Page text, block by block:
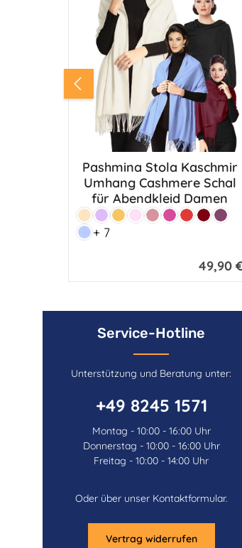
Pashmina Stola Kaschmir
Umhang Cashmere Schal
für Abendkleid Damen
Farbe:
PuderFliederApricotHellrosa
AltrosaPinkRot Bordeaux
Beere
Hellblau
+ 7
Regulärer
49,90
Service-Hotline
Unterstützung und Beratung unter:
+49 8245 1571
Montag - 10:00 - 16:00 Uhr
Donnerstag - 10:00 - 16:00 Uhr
Freitag - 10:00 - 14:00 Uhr
Oder über unser Kontaktformular.
Vertrag widerrufen